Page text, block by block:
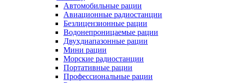
Автомобильные рации
Авиационные радиостанции
Безлицензионные рации
Водонепроницаемые рации
Двухдиапазонные рации
Мини рации
Морские радиостанции
Портативные рации
Профессиональные рации